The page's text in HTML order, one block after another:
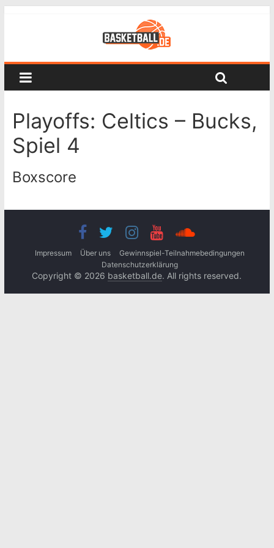
Playoffs: Celtics – Bucks,
Spiel 4
Boxscore
Impressum Über uns
Gewinnspiel-Teilnahmebedingungen
Datenschutzerklärung
Copyright © 2026 basketball.de. All rights reserved.